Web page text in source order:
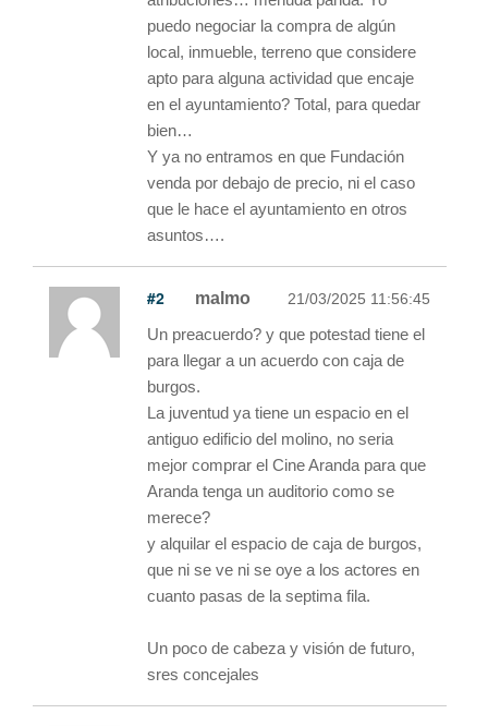
puedo negociar la compra de algún
local, inmueble, terreno que considere
apto para alguna actividad que encaje
en el ayuntamiento? Total, para quedar
bien…
Y ya no entramos en que Fundación
venda por debajo de precio, ni el caso
que le hace el ayuntamiento en otros
asuntos….
#2 malmo 21/03/2025 11:56:45
Un preacuerdo? y que potestad tiene el
para llegar a un acuerdo con caja de
burgos.
La juventud ya tiene un espacio en el
antiguo edificio del molino, no seria
mejor comprar el Cine Aranda para que
Aranda tenga un auditorio como se
merece?
y alquilar el espacio de caja de burgos,
que ni se ve ni se oye a los actores en
cuanto pasas de la septima fila.
Un poco de cabeza y visión de futuro,
sres concejales